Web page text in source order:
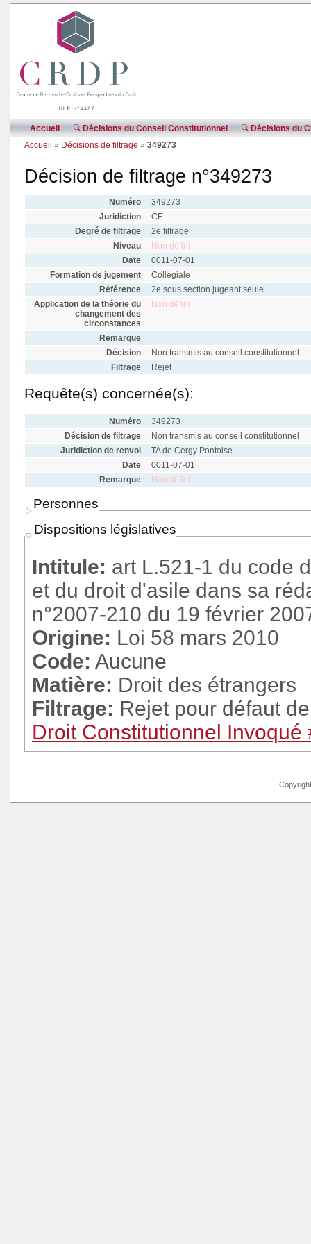
Accueil Décisions du Conseil Constitutionnel
Décisions du
Accueil » Décisions de filtrage » 349273
Décision de filtrage n°349273
Numéro
349273
Juridiction
CE
Degré de filtrage
2e filtrage
Niveau
Non défini
Date
0011-07-01
Formation de jugement
Collégiale
Référence
2e sous section jugeant seule
Application de la théorie du
changement des
circonstances
Non défini
Remarque
Décision
Non transmis au conseil constitutionnel
Filtrage
Rejet
Requête(s) concernée(s):
Numéro
349273
Décision de filtrage
Non transmis au conseil constitutionnel
Juridiction de renvoi
TA de Cergy Pontoise
Date
0011-07-01
Remarque
Non défini
Personnes
Dispositions législatives
Intitule: art L.521-1 du code
et du droit d'asile dans sa
n°2007-210 du 19 février
Origine: Loi 58 mars 2010
Code: Aucune
Matière: Droit des étrangers
Filtrage: Rejet pour défaut
Droit Constitutionnel Invoqué